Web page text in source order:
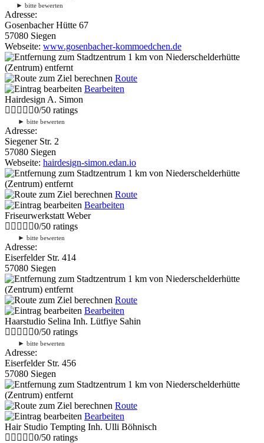
► bitte bewerten
Adresse:
Gosenbacher Hütte 67
57080 Siegen
Webseite: www.gosenbacher-kommoedchen.de
1 km von Niederschelderhütte
(Zentrum) entfernt
Route
Bearbeiten
Hairdesign A. Simon
0/50 ratings
► bitte bewerten
Adresse:
Siegener Str. 2
57080 Siegen
Webseite: hairdesign-simon.edan.io
1 km von Niederschelderhütte
(Zentrum) entfernt
Route
Bearbeiten
Friseurwerkstatt Weber
0/50 ratings
► bitte bewerten
Adresse:
Eiserfelder Str. 414
57080 Siegen
1 km von Niederschelderhütte
(Zentrum) entfernt
Route
Bearbeiten
Haarstudio Selina Inh. Lütfiye Sahin
0/50 ratings
► bitte bewerten
Adresse:
Eiserfelder Str. 456
57080 Siegen
1 km von Niederschelderhütte
(Zentrum) entfernt
Route
Bearbeiten
Hair Studio Tempting Inh. Ulli Böhnisch
0/50 ratings